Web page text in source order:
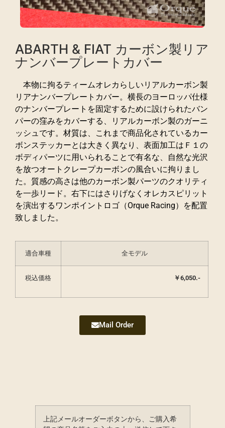
ABARTH & FIAT カーボン製リア
ナンバープレートカバー
本物に拘るティームオレカらしいリアルカーボン製
リアナンバープレートカバー。横長のヨーロッパ仕様
のナンバープレートを固定するために設けられたバン
パーの窪みをカバーする、リアルカーボン製のガーニ
ッシュです。材質は、これまで商品化されているカー
ボンステッカーとは大きく異なり、表面加工はＦ１の
ボディパーツに用いられることで有名な、自然な光沢
を放つオートクレープカーボンの風合いに拘りまし
た。質感の高さは他のカーボン製パーツのクオリティ
を一歩リード。右下にはさりげなくオレカスピリット
を演出するワンポイントロゴ（Orque Racing）を配置
致しました。
適合車種 全モデル
税込価格 ￥6,050.-
Mail Order
上記メールオーダーボタンから、ご購入希